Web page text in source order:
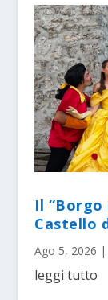
Il
Castello
Ago 5, 2026 |
leggi tutto